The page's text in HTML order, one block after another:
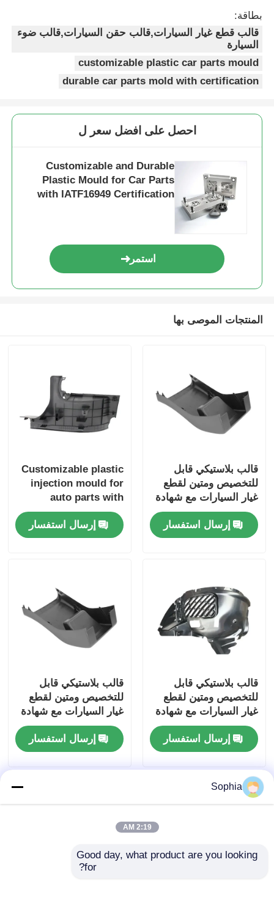
طلاء حقن متعدد التجاويف
صب حقن الإلكترونيات
صناعة الصقيع بالحقن في درجة حرارة عالية
طلاء الأجهزة المنزلية
قالب العتاد
بطاقة:
قالب قطع غيار السيارات,قالب حقن السيارات,قالب ضوء
السيارة
customizable plastic car parts mould
durable car parts mold with certification
احصل على افضل سعر ل
Customizable and Durable
Plastic Mould for Car Parts
with IATF16949 Certification
استمر
المنتجات الموصى بها
قالب بلاستيكي قابل
للتخصيص ومتين لقطع
غيار السيارات مع شهادة
IATF16949
إرسال استفسار
Customizable plastic
injection mould for
auto parts with
competitive price
quick mold making
and strict quality
إرسال استفسار
قالب بلاستيكي قابل
للتخصيص ومتين لقطع
غيار السيارات مع شهادة
IATF16949
إرسال استفسار
قالب بلاستيكي قابل
للتخصيص ومتين لقطع
غيار السيارات مع شهادة
IATF16949
إرسال استفسار
Sophia
2:19 AM
Good day, what product are you looking
for?